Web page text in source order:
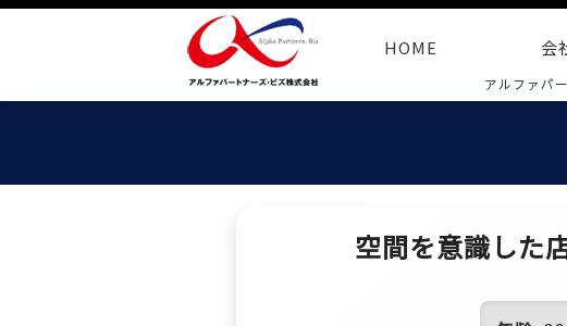
HOME 会
アルファパ
空間を意識した